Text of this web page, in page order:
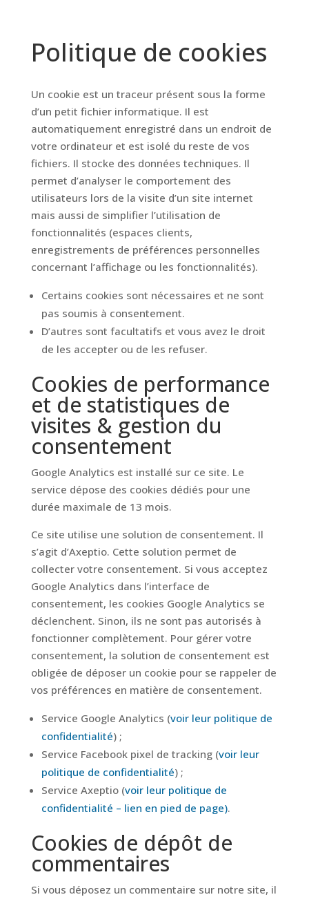
Politique de cookies
Un cookie est un traceur présent sous la forme
d’un petit fichier informatique. Il est
automatiquement enregistré dans un endroit de
votre ordinateur et est isolé du reste de vos
fichiers. Il stocke des données techniques. Il
permet d’analyser le comportement des
utilisateurs lors de la visite d’un site internet
mais aussi de simplifier l’utilisation de
fonctionnalités (espaces clients,
enregistrements de préférences personnelles
concernant l’affichage ou les fonctionnalités).
Certains cookies sont nécessaires et ne sont
pas soumis à consentement.
D’autres sont facultatifs et vous avez le droit
de les accepter ou de les refuser.
Cookies de performance
et de statistiques de
visites & gestion du
consentement
Google Analytics est installé sur ce site. Le
service dépose des cookies dédiés pour une
durée maximale de 13 mois.
Ce site utilise une solution de consentement. Il
s’agit d’Axeptio. Cette solution permet de
collecter votre consentement. Si vous acceptez
Google Analytics dans l’interface de
consentement, les cookies Google Analytics se
déclenchent. Sinon, ils ne sont pas autorisés à
fonctionner complètement. Pour gérer votre
consentement, la solution de consentement est
obligée de déposer un cookie pour se rappeler de
vos préférences en matière de consentement.
Service Google Analytics (voir leur politique de
confidentialité) ;
Service Facebook pixel de tracking (voir leur
politique de confidentialité) ;
Service Axeptio (voir leur politique de
confidentialité – lien en pied de page).
Cookies de dépôt de
commentaires
Si vous déposez un commentaire sur notre site, il